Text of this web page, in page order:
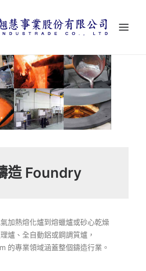
造 Foundry
加熱熔化爐到熔蠟爐或砂心乾燥
爐、全自動鋁或鋼調質爐，
的專業領域涵蓋整個鑄造行業。